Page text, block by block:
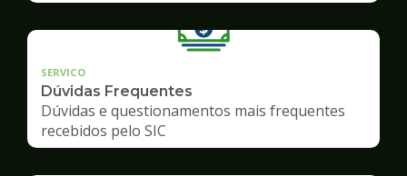
SERVICO
Dúvidas Frequentes
Dúvidas e questionamentos mais frequentes
recebidos pelo SIC